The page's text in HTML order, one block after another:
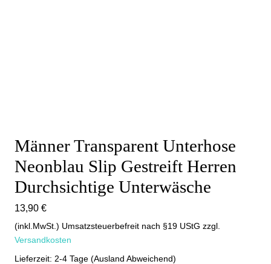
Männer Transparent Unterhose
Neonblau Slip Gestreift Herren
Durchsichtige Unterwäsche
13,90 €
(inkl.MwSt.) Umsatzsteuerbefreit nach §19 UStG zzgl.
Versandkosten
Lieferzeit: 2-4 Tage (Ausland Abweichend)